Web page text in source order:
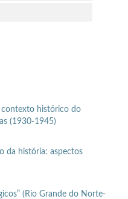
histórico do
(1930-1945)
da história: aspectos
(Rio Grande do Norte-